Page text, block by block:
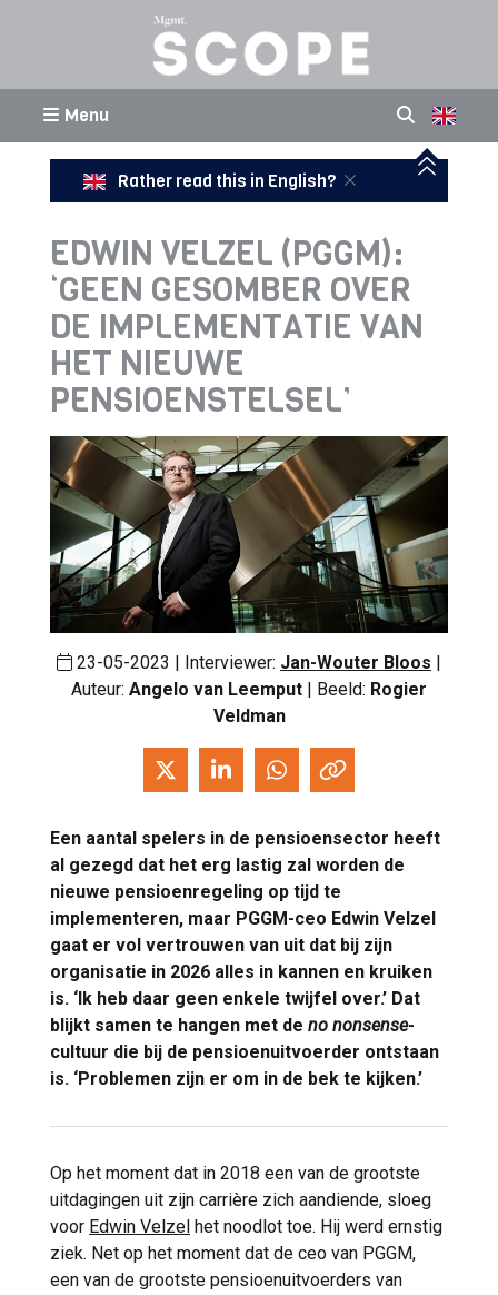
Menu
Rather read this in English?
EDWIN VELZEL (PGGM):
‘GEEN GESOMBER OVER
DE IMPLEMENTATIE VAN
HET NIEUWE
PENSIOENSTELSEL’
23-05-2023 | Interviewer: Jan-Wouter Bloos |
Auteur: Angelo van Leemput | Beeld: Rogier
Veldman
Een aantal spelers in de pensioensector heeft
al gezegd dat het erg lastig zal worden de
nieuwe pensioenregeling op tijd te
implementeren, maar PGGM-ceo Edwin Velzel
gaat er vol vertrouwen van uit dat bij zijn
organisatie in 2026 alles in kannen en kruiken
is. ‘Ik heb daar geen enkele twijfel over.’ Dat
blijkt samen te hangen met de no nonsense-
cultuur die bij de pensioenuitvoerder ontstaan
is. ‘Problemen zijn er om in de bek te kijken.’
Op het moment dat in 2018 een van de grootste
uitdagingen uit zijn carrière zich aandiende, sloeg
voor Edwin Velzel het noodlot toe. Hij werd ernstig
ziek. Net op het moment dat de ceo van PGGM,
een van de grootste pensioenuitvoerders van